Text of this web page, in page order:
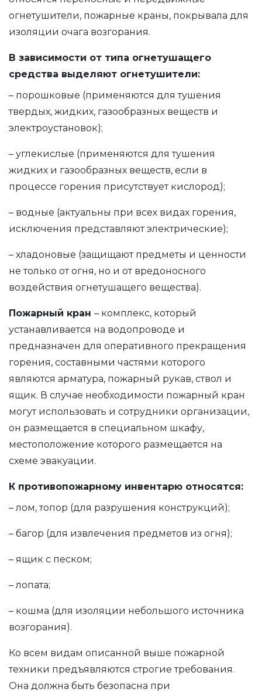
огнетушители, пожарные краны, покрывала для
изоляции очага возгорания.
В зависимости от типа огнетушащего
средства выделяют огнетушители:
– порошковые (применяются для тушения
твердых, жидких, газообразных веществ и
электроустановок);
– углекислые (применяются для тушения
жидких и газообразных веществ, если в
процессе горения присутствует кислород);
– водные (актуальны при всех видах горения,
исключения представляют электрические);
– хладоновые (защищают предметы и ценности
не только от огня, но и от вредоносного
воздействия огнетушащего вещества).
Пожарный кран – комплекс, который
устанавливается на водопроводе и
предназначен для оперативного прекращения
горения, составными частями которого
являются арматура, пожарный рукав, ствол и
ящик. В случае необходимости пожарный кран
могут использовать и сотрудники организации,
он размещается в специальном шкафу,
местоположение которого размещается на
схеме эвакуации.
К противопожарному инвентарю относятся:
– лом, топор (для разрушения конструкций);
– багор (для извлечения предметов из огня);
– ящик с песком;
– лопата;
– кошма (для изоляции небольшого источника
возгорания).
Ко всем видам описанной выше пожарной
техники предъявляются строгие требования.
Она должна быть безопасна при